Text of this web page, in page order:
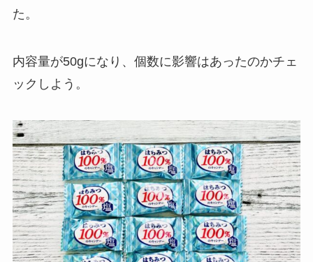
た。
内容量が50gになり、個数に影響はあったのかチェ
ックしよう。